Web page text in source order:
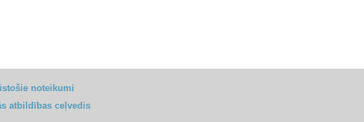
noteikumi
atbildības ceļvedis